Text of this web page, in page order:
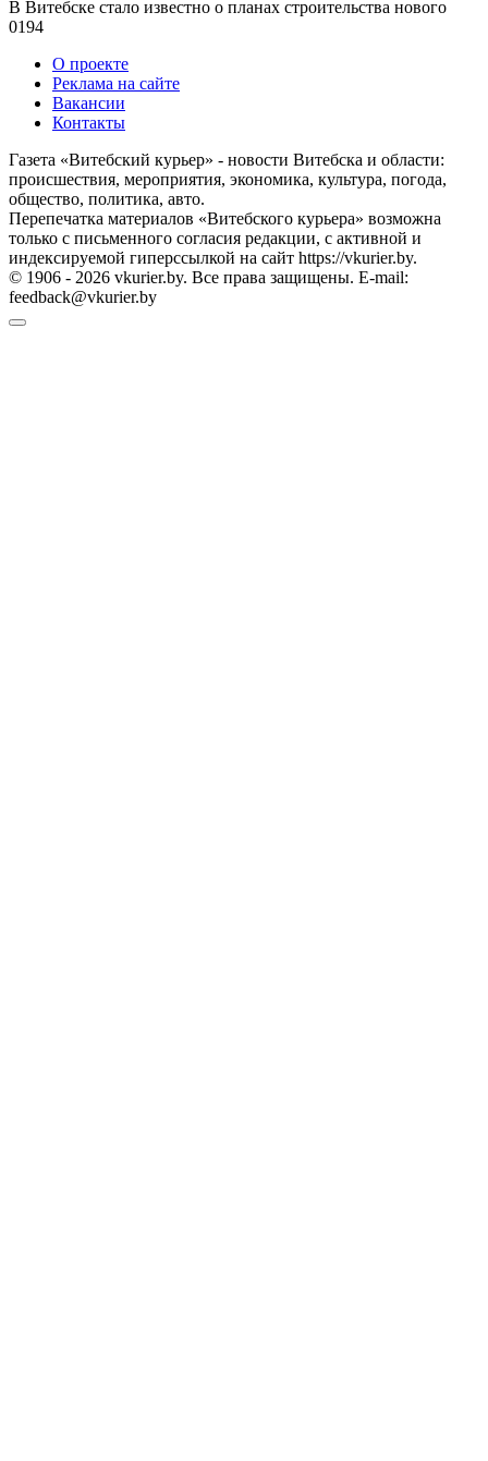
В Витебске стало известно о планах строительства нового
0194
О проекте
Реклама на сайте
Вакансии
Контакты
Газета «Витебский курьер» - новости Витебска и области:
происшествия, мероприятия, экономика, культура, погода,
общество, политика, авто.
Перепечатка материалов «Витебского курьера» возможна
только с письменного согласия редакции, с активной и
индексируемой гиперссылкой на сайт https://vkurier.by.
© 1906 - 2026 vkurier.by. Все права защищены. E-mail:
feedback@vkurier.by